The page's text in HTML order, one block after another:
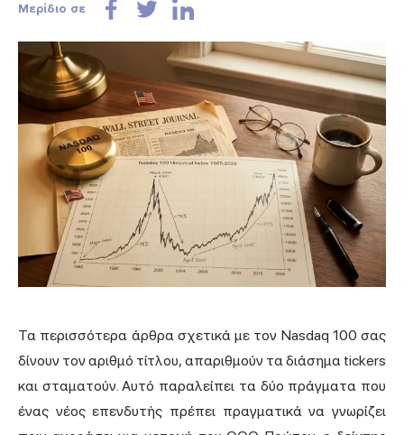
Μερίδιο σε
Τα περισσότερα άρθρα σχετικά με τον Nasdaq 100 σας
δίνουν τον αριθμό τίτλου, απαριθμούν τα διάσημα tickers
και σταματούν. Αυτό παραλείπει τα δύο πράγματα που
ένας νέος επενδυτής πρέπει πραγματικά να γνωρίζει